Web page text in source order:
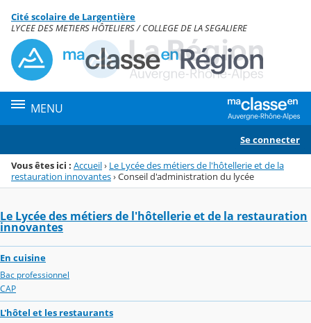
Menu de la rubrique
Contenu
Cité scolaire de Largentière
LYCEE DES METIERS HÔTELIERS / COLLEGE DE LA SEGALIERE
MENU
Se connecter
Vous êtes ici : Accueil› Le Lycée des métiers de l'hôtellerie et de la
restauration innovantes›Conseil d'administration du lycée
Le Lycée des métiers de l'hôtellerie et de la restauration
innovantes
En cuisine
Bac professionnel
CAP
L'hôtel et les restaurants